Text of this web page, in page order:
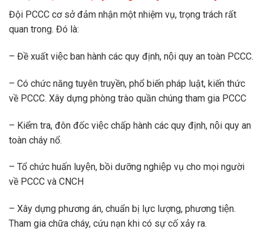
Đội PCCC cơ sở đảm nhận một nhiệm vụ, trọng trách rất
quan trong. Đó là:
– Đề xuất việc ban hành các quy định, nội quy an toàn PCCC.
– Có chức năng tuyên truyền, phổ biến pháp luật, kiến thức
về PCCC. Xây dựng phòng trào quần chúng tham gia PCCC
– Kiểm tra, đôn đốc việc chấp hành các quy định, nội quy an
toàn cháy nổ.
– Tổ chức huấn luyện, bồi dưỡng nghiệp vụ cho mọi người
về PCCC và CNCH
– Xây dựng phương án, chuẩn bị lực lượng, phương tiện.
Tham gia chữa cháy, cứu nạn khi có sự cố xảy ra.